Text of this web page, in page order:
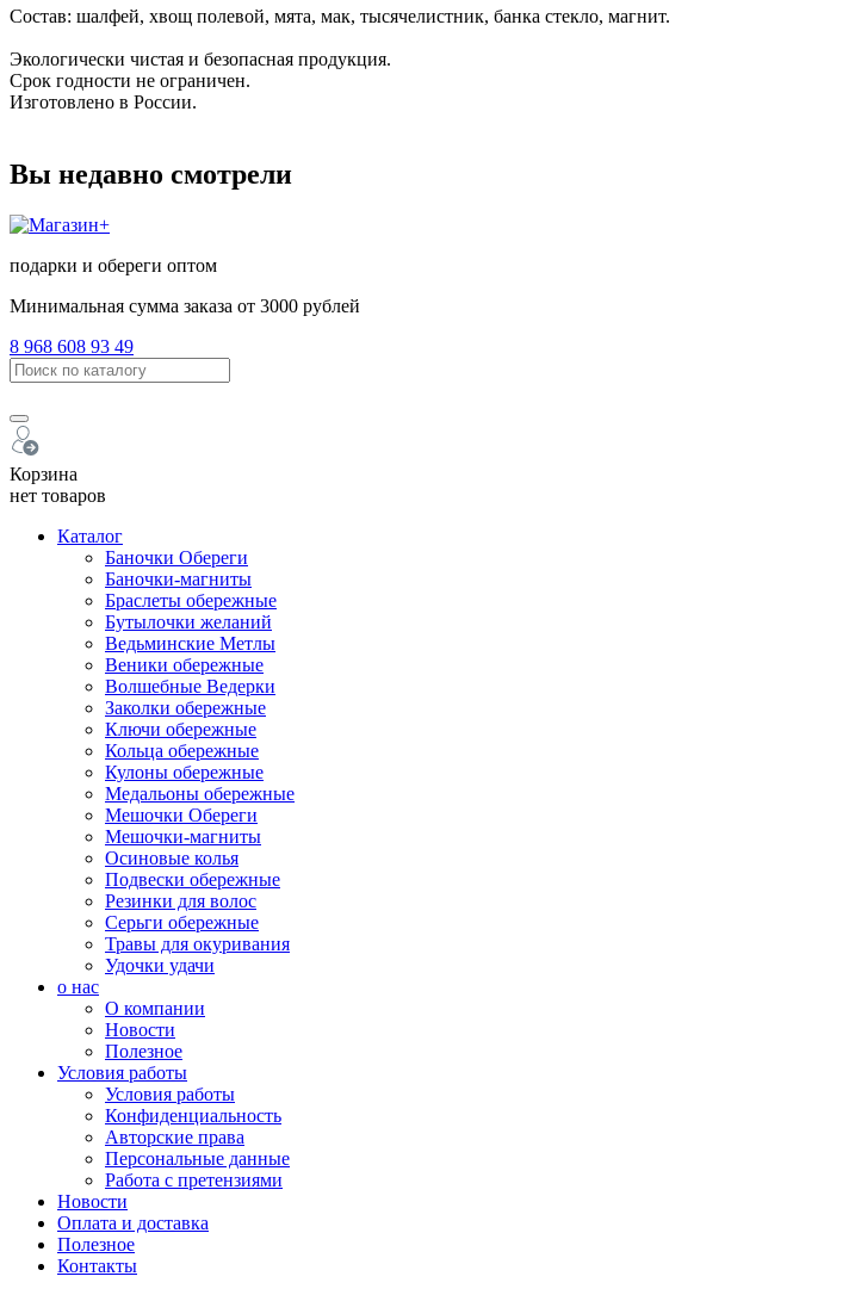
Состав: шалфей, хвощ полевой, мята, мак, тысячелистник, банка стекло, магнит.
Экологически чистая и безопасная продукция.
Срок годности не ограничен.
Изготовлено в России.
Вы недавно смотрели
подарки и обереги оптом
Минимальная сумма заказа от 3000 рублей
8 968 608 93 49
Корзина
нет товаров
Каталог
Баночки Обереги
Баночки-магниты
Браслеты обережные
Бутылочки желаний
Ведьминские Метлы
Веники обережные
Волшебные Ведерки
Заколки обережные
Ключи обережные
Кольца обережные
Кулоны обережные
Медальоны обережные
Мешочки Обереги
Мешочки-магниты
Осиновые колья
Подвески обережные
Резинки для волос
Серьги обережные
Травы для окуривания
Удочки удачи
о нас
О компании
Новости
Полезное
Условия работы
Условия работы
Конфиденциальность
Авторские права
Персональные данные
Работа с претензиями
Новости
Оплата и доставка
Полезное
Контакты